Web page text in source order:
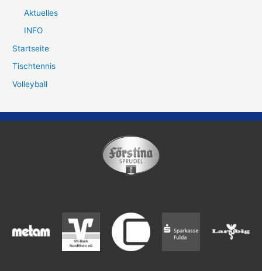
Aktuelles
INFO
Startseite
Tischtennis
Volleyball